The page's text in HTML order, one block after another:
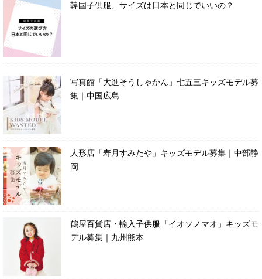
韓国子供服、サイズは日本と同じでいいの？
写真館「大進そうしゃかん」七五三キッズモデル募
集｜中国広島
人形店「寿月すみたや」キッズモデル募集｜中部静
岡
鶴屋百貨店・輸入子供服「イオソノマオ」キッズモ
デル募集｜九州熊本